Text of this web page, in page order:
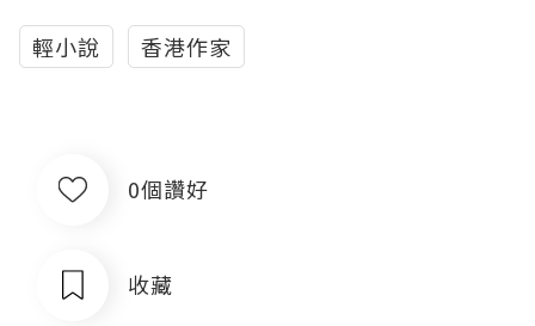
輕小說 香港作家
0個讚好
收藏